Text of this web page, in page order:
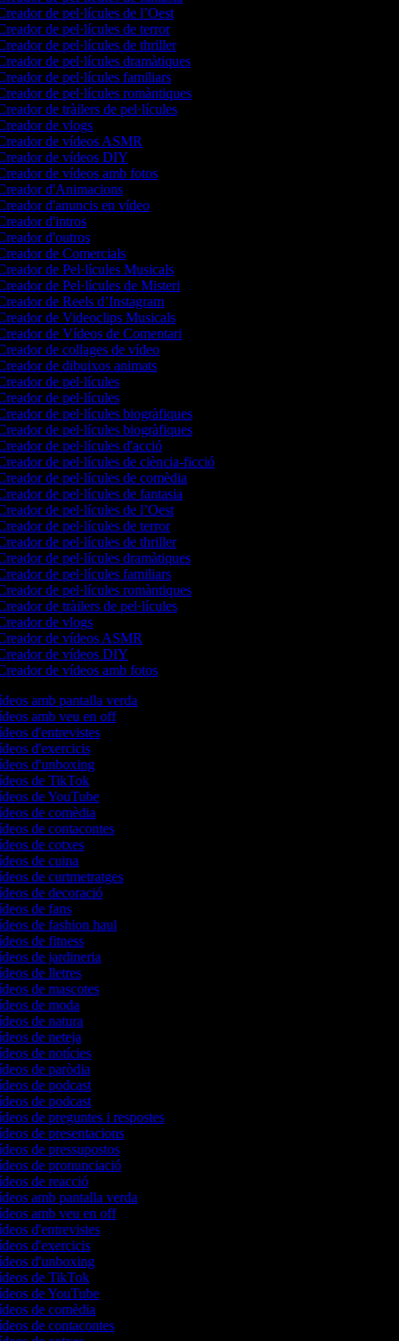
de pel·lícules de l’Oest
de pel·lícules de terror
de pel·lícules de thriller
de pel·lícules dramàtiques
de pel·lícules familiars
de pel·lícules romàntiques
de tràilers de pel·lícules
de vlogs
de vídeos ASMR
de vídeos DIY
de vídeos amb fotos
d'Animacions
d'anuncis en vídeo
d'intros
d'outros
de Comercials
de Pel·lícules Musicals
de Pel·lícules de Misteri
de Reels d’Instagram
de Videoclips Musicals
de Vídeos de Comentari
de collages de vídeo
de dibuixos animats
de pel·lícules
de pel·lícules
de pel·lícules biogràfiques
de pel·lícules biogràfiques
de pel·lícules d'acció
de pel·lícules de ciència-ficció
de pel·lícules de comèdia
de pel·lícules de fantasia
de pel·lícules de l’Oest
de pel·lícules de terror
de pel·lícules de thriller
de pel·lícules dramàtiques
de pel·lícules familiars
de pel·lícules romàntiques
de tràilers de pel·lícules
de vlogs
de vídeos ASMR
de vídeos DIY
de vídeos amb fotos
amb pantalla verda
amb veu en off
d'entrevistes
d'exercicis
d'unboxing
de TikTok
de YouTube
de comèdia
de contacontes
de cotxes
de cuina
de curtmetratges
de decoració
de fans
de fashion haul
de fitness
de jardineria
de lletres
de mascotes
de moda
de natura
de neteja
de notícies
de paròdia
de podcast
de podcast
de preguntes i respostes
de presentacions
de pressupostos
de pronunciació
de reacció
amb pantalla verda
amb veu en off
d'entrevistes
d'exercicis
d'unboxing
de TikTok
de YouTube
de comèdia
de contacontes